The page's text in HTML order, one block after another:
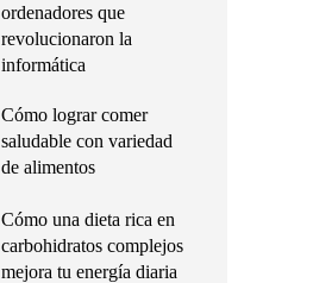
ordenadores que
revolucionaron la
informática
Cómo lograr comer
saludable con variedad
de alimentos
Cómo una dieta rica en
carbohidratos complejos
mejora tu energía diaria